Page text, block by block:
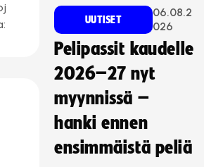
UUTISET
06.08.2
026
Pelipassit kaudelle
2026–27 nyt
myynnissä –
hanki ennen
ensimmäistä peliä